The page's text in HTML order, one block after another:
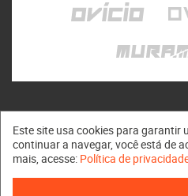
Muramasa ©
Este site usa cookies para garantir
continuar a navegar, você está de
mais, acesse: Política de